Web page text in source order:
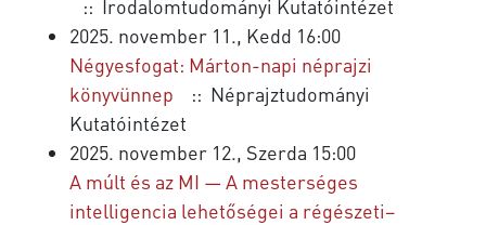
:: Irodalomtudományi Kutatóintézet
2025. november 11., Kedd 16:00
Négyesfogat: Márton-napi néprajzi
könyvünnep
:: Néprajztudományi
Kutatóintézet
2025. november 12., Szerda 15:00
A múlt és az MI — A mesterséges
intelligencia lehetőségei a régészeti–